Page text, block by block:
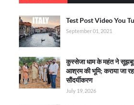
Test Post Video You
September 01, 2021
कुस्सेजा धाम के महंत ने
आश्रम की भूमि; कराया जा
सौंदर्यीकरण
July 19, 2026